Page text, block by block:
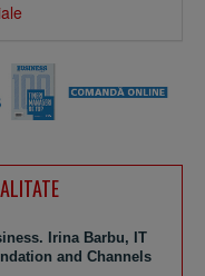
Irina Barbu, IT
and Channels